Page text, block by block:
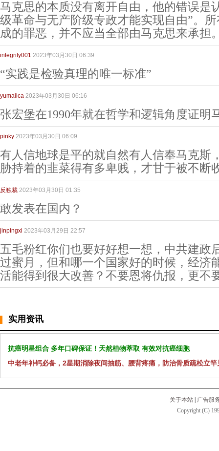
马克思的本质没有离开自由，他的错误是
级革命与无产阶级专政才能实现自由”。
成的罪恶，并不应当全部由马克思来承担
integrity001 2023年03月30日 06:39
“实践是检验真理的唯一标准”
yumailca 2023年03月30日 06:16
张宏堡在1990年就在哲学和逻辑角度证明
pinky 2023年03月30日 06:09
有人信地球是平的就自然有人信奉马克斯
胁持着的韭菜得有多卑贱，才甘于被不断
反独裁 2023年03月30日 01:35
敢发表在国内？
jinpingxi 2023年03月29日 22:57
五毛粉红你们也要好好想一想，中共建政
过蜜月，但和哪一个国家好的时候，经济
活能得到很大改善？不要恩将仇报，更不
实用资讯
抗癌明星组合 多年口碑保证！天然植物萃取 有效对抗癌细胞
中老年补钙必备，2星期消除夜间抽筋、腰背疼痛，防治骨质疏松立竿
关于本站
广告服
Copyright (C)